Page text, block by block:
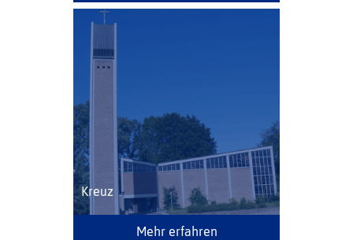
Kreuz
Mehr erfahren